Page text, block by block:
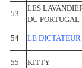
53
LES
DU PORTUGAL
54 LE DICTATEUR
55 KITTY